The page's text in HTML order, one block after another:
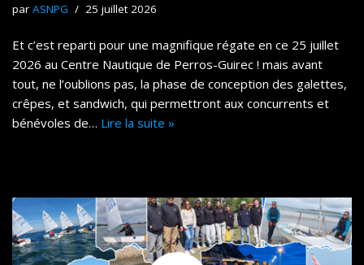
par ASNPG 25 juillet 2026
Et c’est reparti pour une magnifique régate en ce 25 juillet
2026 au Centre Nautique de Perros-Guirec ! mais avant
tout, ne l’oublions pas, la phase de conception des galettes,
crêpes, et sandwich, qui permettront aux concurrents et
bénévoles de… Lire la suite »